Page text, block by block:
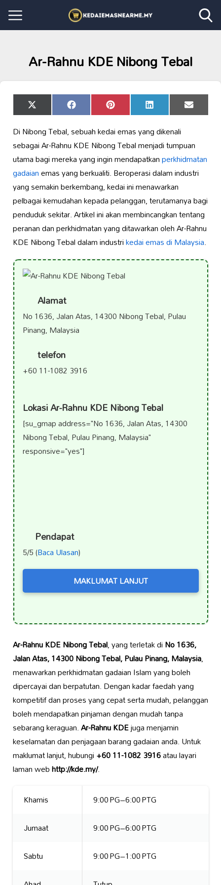
Ar-Rahnu KDE Nibong Tebal
Share
on
X
(Twitter)
Share
on
Facebook Share
on
Pinterest Share
on
LinkedIn Share
on
Email
Di Nibong Tebal, sebuah kedai emas yang dikenali
sebagai Ar-Rahnu KDE Nibong Tebal menjadi tumpuan
utama bagi mereka yang ingin mendapatkanperkhidmatan
gadaianemas yang berkualiti. Beroperasi dalam industri
yang semakin berkembang, kedai ini menawarkan
pelbagai kemudahan kepada pelanggan, terutamanya bagi
penduduk sekitar. Artikel ini akan membincangkan tentang
peranan dan perkhidmatan yang ditawarkan oleh Ar-Rahnu
KDE Nibong Tebal dalam industrikedai emas di Malaysia.
Alamat
No 1636, Jalan Atas, 14300 Nibong Tebal, Pulau
Pinang, Malaysia
telefon
+60 11-1082 3916
Lokasi Ar-Rahnu KDE Nibong Tebal
[su_gmap address="No 1636, Jalan Atas, 14300
Nibong Tebal, Pulau Pinang, Malaysia"
responsive="yes"]
Pendapat
5/5 (Baca Ulasan)
MAKLUMAT LANJUT
Ar-Rahnu KDE Nibong Tebal, yang terletak diNo 1636,
Jalan Atas, 14300 Nibong Tebal, Pulau Pinang, Malaysia,
menawarkan perkhidmatan gadaian Islam yang boleh
dipercayai dan berpatutan. Dengan kadar faedah yang
kompetitif dan proses yang cepat serta mudah, pelanggan
boleh mendapatkan pinjaman dengan mudah tanpa
sebarang keraguan.Ar-Rahnu KDEjuga menjamin
keselamatan dan penjagaan barang gadaian anda. Untuk
maklumat lanjut, hubungi+60 11-1082 3916atau layari
laman webhttp://kde.my/.
Khamis
9:00 PG–6:00 PTG
Jumaat
9:00 PG–6:00 PTG
Sabtu
9:00 PG–1:00 PTG